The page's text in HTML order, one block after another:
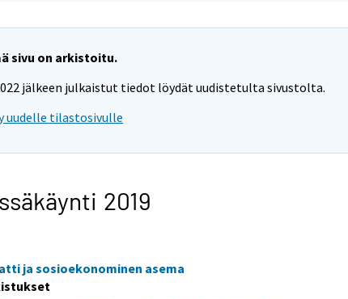
sivu on arkistoitu.
jälkeen julkaistut tiedot löydät uudistetulta sivustolta.
uudelle tilastosivulle
2019
ja sosioekonominen asema